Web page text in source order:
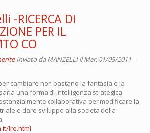
-RICERCA DI
PER IL
CO
Inviato daMANZELLIil Mer, 01/05/2011 -
cambiare non bastano la fantasia e la
una forma di intelligenza strategica
collaborativa per modificare la
e dare sviluppo alla societa della
lre.html